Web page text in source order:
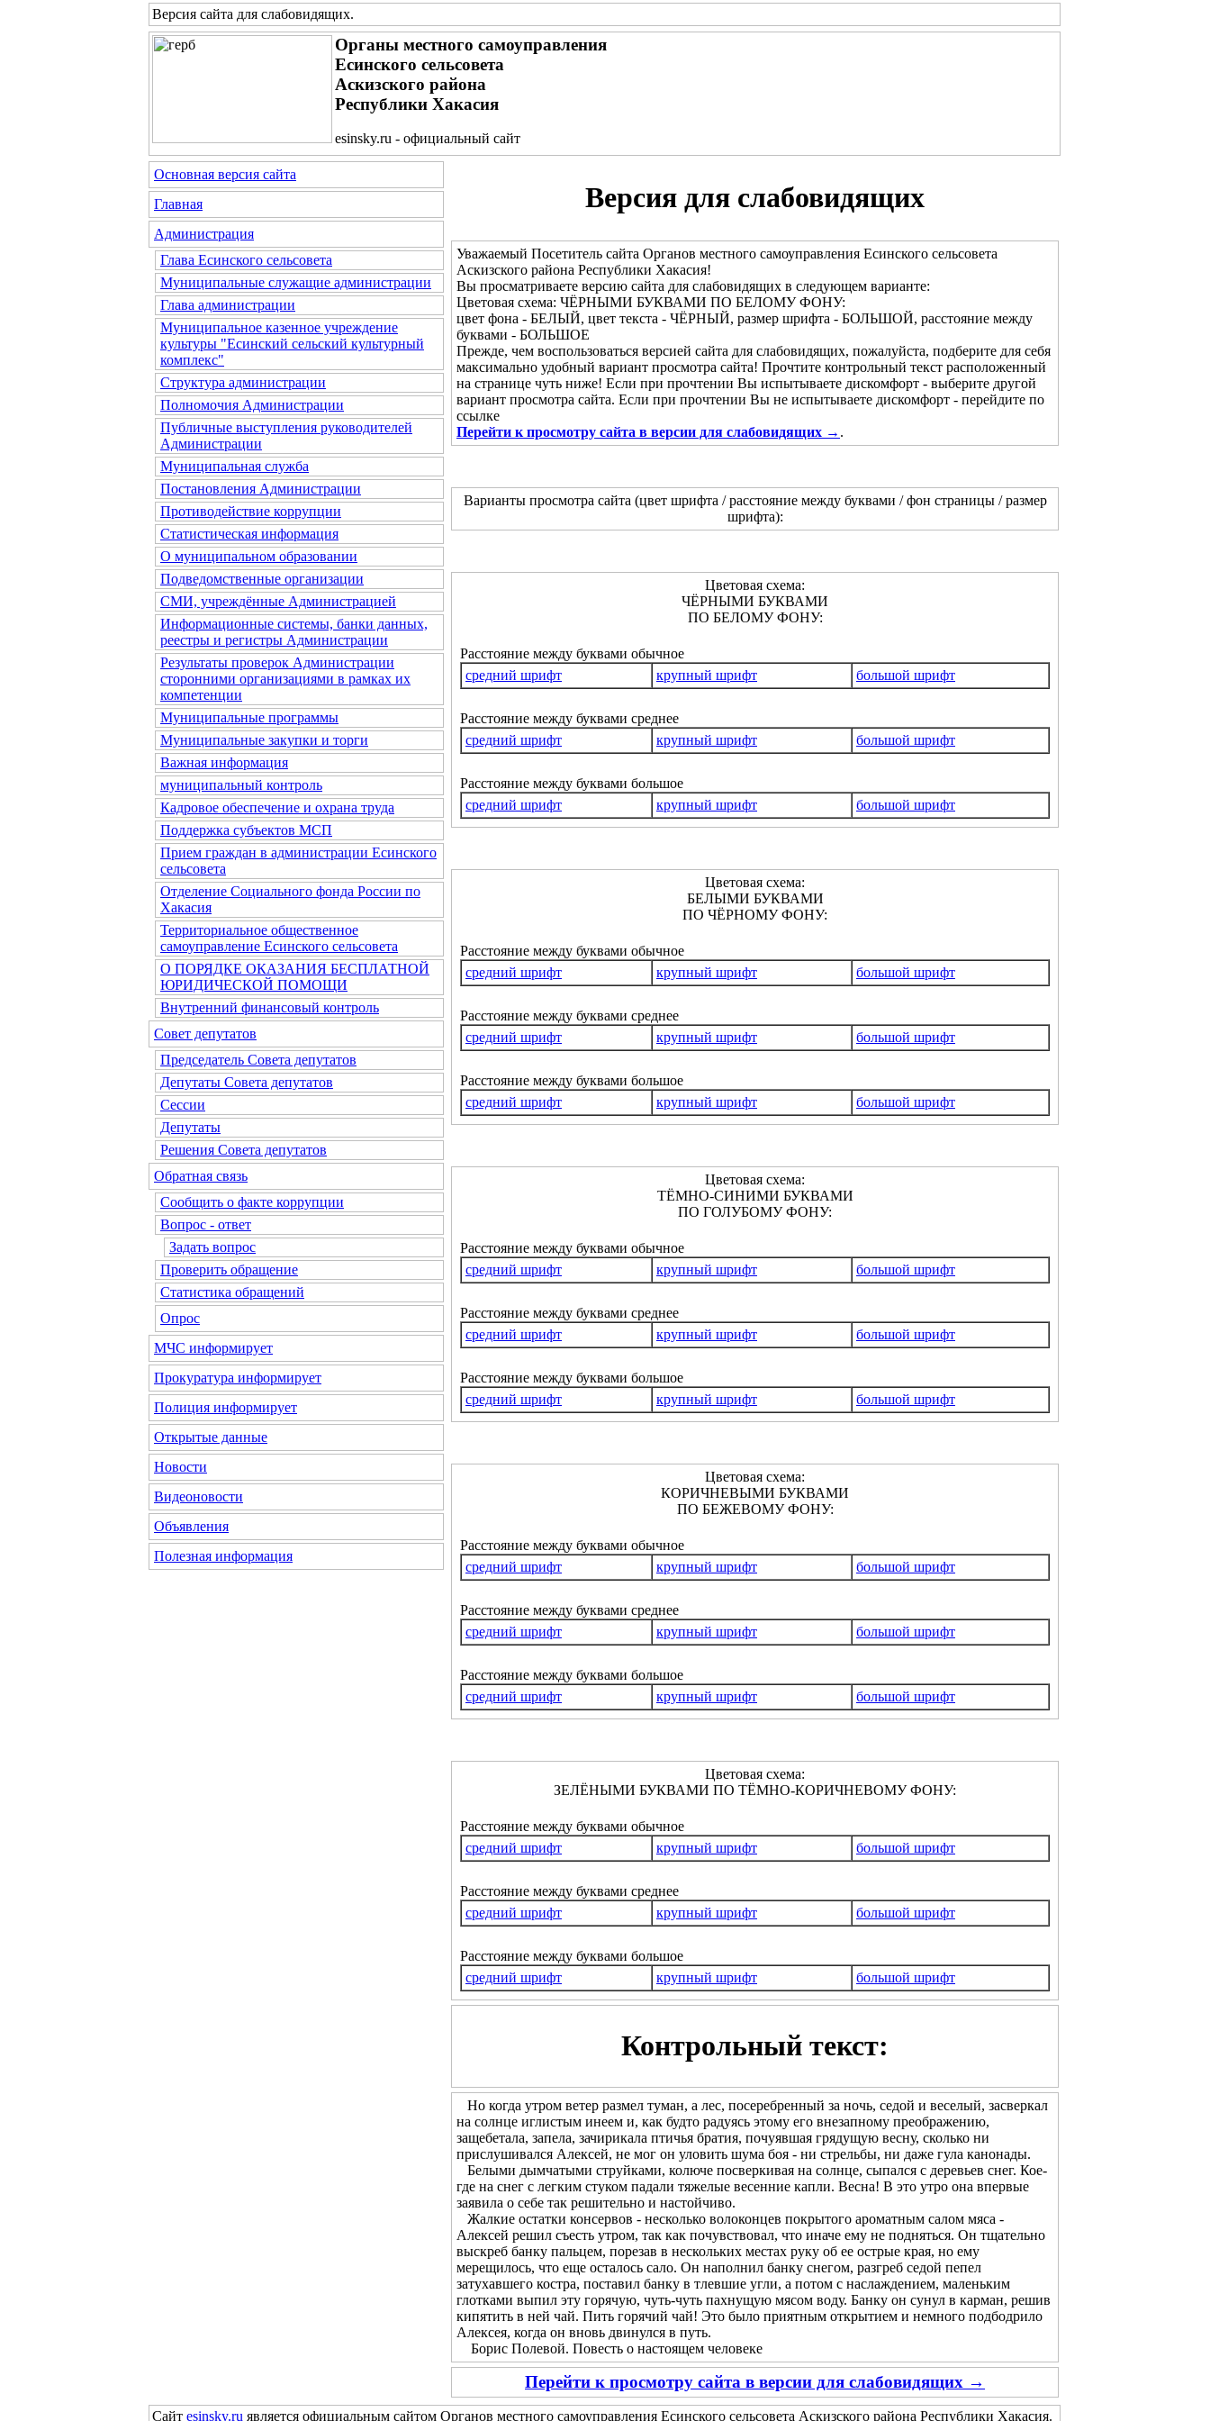
Версия сайта для слабовидящих.
Органы местного самоуправления
Есинского сельсовета
Аскизского района
Республики Хакасия
esinsky.ru - официальный сайт
Основная версия сайта
Главная
Администрация
Глава Есинского сельсовета
Муниципальные служащие администрации
Глава администрации
Муниципальное казенное учреждение
культуры "Есинский сельский культурный
комплекс"
Структура администрации
Полномочия Администрации
Публичные выступления руководителей
Администрации
Муниципальная служба
Постановления Администрации
Противодействие коррупции
Статистическая информация
О муниципальном образовании
Подведомственные организации
СМИ, учреждённые Администрацией
Информационные системы, банки данных,
реестры и регистры Администрации
Результаты проверок Администрации
сторонними организациями в рамках их
компетенции
Муниципальные программы
Муниципальные закупки и торги
Важная информация
муниципальный контроль
Кадровое обеспечение и охрана труда
Поддержка субъектов МСП
Прием граждан в администрации Есинского
сельсовета
Отделение Социального фонда России по
Хакасия
Территориальное общественное
самоуправление Есинского сельсовета
О ПОРЯДКЕ ОКАЗАНИЯ БЕСПЛАТНОЙ
ЮРИДИЧЕСКОЙ ПОМОЩИ
Внутренний финансовый контроль
Совет депутатов
Председатель Совета депутатов
Депутаты Совета депутатов
Сессии
Депутаты
Решения Совета депутатов
Обратная связь
Сообщить о факте коррупции
Вопрос - ответ
Задать вопрос
Проверить обращение
Статистика обращений
Опрос
МЧС информирует
Прокуратура информирует
Полиция информирует
Открытые данные
Новости
Видеоновости
Объявления
Полезная информация
Версия для слабовидящих
Уважаемый Посетитель сайта Органов местного самоуправления Есинского сельсовета
Аскизского района Республики Хакасия!
Вы просматриваете версию сайта для слабовидящих в следующем варианте:
Цветовая схема: ЧЁРНЫМИ БУКВАМИ ПО БЕЛОМУ ФОНУ:
цвет фона - БЕЛЫЙ, цвет текста - ЧЁРНЫЙ, размер шрифта - БОЛЬШОЙ, расстояние между
буквами - БОЛЬШОЕ
Прежде, чем воспользоваться версией сайта для слабовидящих, пожалуйста, подберите для себя
максимально удобный вариант просмотра сайта! Прочтите контрольный текст расположенный
на странице чуть ниже! Если при прочтении Вы испытываете дискомфорт - выберите другой
вариант просмотра сайта. Если при прочтении Вы не испытываете дискомфорт - перейдите по
ссылке
Перейти к просмотру сайта в версии для слабовидящих → .
Варианты просмотра сайта (цвет шрифта / расстояние между буквами / фон страницы / размер
шрифта):
Цветовая схема:
ЧЁРНЫМИ БУКВАМИ
ПО БЕЛОМУ ФОНУ:
Расстояние между буквами обычное
средний шрифт
крупный шрифт большой шрифт
Расстояние между буквами среднее
средний шрифт
крупный шрифт большой шрифт
Расстояние между буквами большое
средний шрифт
крупный шрифт большой шрифт
Цветовая схема:
БЕЛЫМИ БУКВАМИ
ПО ЧЁРНОМУ ФОНУ:
Расстояние между буквами обычное
средний шрифт
крупный шрифт большой шрифт
Расстояние между буквами среднее
средний шрифт
крупный шрифт большой шрифт
Расстояние между буквами большое
средний шрифт
крупный шрифт большой шрифт
Цветовая схема:
ТЁМНО-СИНИМИ БУКВАМИ
ПО ГОЛУБОМУ ФОНУ:
Расстояние между буквами обычное
средний шрифт
крупный шрифт большой шрифт
Расстояние между буквами среднее
средний шрифт
крупный шрифт большой шрифт
Расстояние между буквами большое
средний шрифт
крупный шрифт большой шрифт
Цветовая схема:
КОРИЧНЕВЫМИ БУКВАМИ
ПО БЕЖЕВОМУ ФОНУ:
Расстояние между буквами обычное
средний шрифт
крупный шрифт большой шрифт
Расстояние между буквами среднее
средний шрифт
крупный шрифт большой шрифт
Расстояние между буквами большое
средний шрифт
крупный шрифт большой шрифт
Цветовая схема:
ЗЕЛЁНЫМИ БУКВАМИ ПО ТЁМНО-КОРИЧНЕВОМУ ФОНУ:
Расстояние между буквами обычное
средний шрифт
крупный шрифт большой шрифт
Расстояние между буквами среднее
средний шрифт
крупный шрифт большой шрифт
Расстояние между буквами большое
средний шрифт
крупный шрифт большой шрифт
Контрольный текст:
Но когда утром ветер размел туман, а лес, посеребренный за ночь, седой и веселый, засверкал
на солнце иглистым инеем и, как будто радуясь этому его внезапному преображению,
защебетала, запела, зачирикала птичья братия, почуявшая грядущую весну, сколько ни
прислушивался Алексей, не мог он уловить шума боя - ни стрельбы, ни даже гула канонады.
Белыми дымчатыми струйками, колюче посверкивая на солнце, сыпался с деревьев снег. Кое-
где на снег с легким стуком падали тяжелые весенние капли. Весна! В это утро она впервые
заявила о себе так решительно и настойчиво.
Жалкие остатки консервов - несколько волоконцев покрытого ароматным салом мяса -
Алексей решил съесть утром, так как почувствовал, что иначе ему не подняться. Он тщательно
выскреб банку пальцем, порезав в нескольких местах руку об ее острые края, но ему
мерещилось, что еще осталось сало. Он наполнил банку снегом, разгреб седой пепел
затухавшего костра, поставил банку в тлевшие угли, а потом с наслаждением, маленьким
глотками выпил эту горячую, чуть-чуть пахнущую мясом воду. Банку он сунул в карман, решив
кипятить в ней чай. Пить горячий чай! Это было приятным открытием и немного подбодрило
Алексея, когда он вновь двинулся в путь.
Борис Полевой. Повесть о настоящем человеке
Перейти к просмотру сайта в версии для слабовидящих →
Сайт esinsky.ru является официальным сайтом Органов местного самоуправления Есинского сельсовета Аскизского района Республики Хакасия.